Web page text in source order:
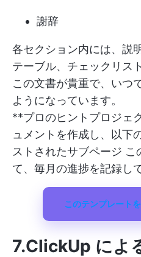
謝辞
各セクション内には、説
テーブル、チェックリス
この文書が貴重で、いつ
ようになっています。
**プロのヒントプロジェ
ュメントを作成し、以下
ストされたサブページ こ
て、毎月の進捗を記録し
このテンプレート
7.ClickUp によ